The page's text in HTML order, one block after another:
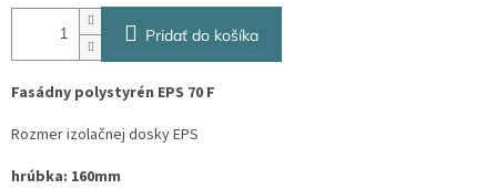
Pridať do košíka
Fasádny polystyrén EPS 70 F
Rozmer izolačnej dosky EPS
hrúbka: 160mm